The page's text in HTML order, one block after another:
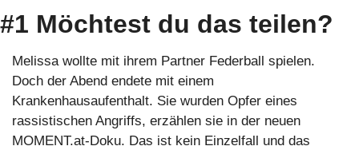
#1 Möchtest du das teilen?
Melissa wollte mit ihrem Partner Federball spielen.
Doch der Abend endete mit einem
Krankenhausaufenthalt. Sie wurden Opfer eines
rassistischen Angriffs, erzählen sie in der neuen
MOMENT.at-Doku. Das ist kein Einzelfall und das